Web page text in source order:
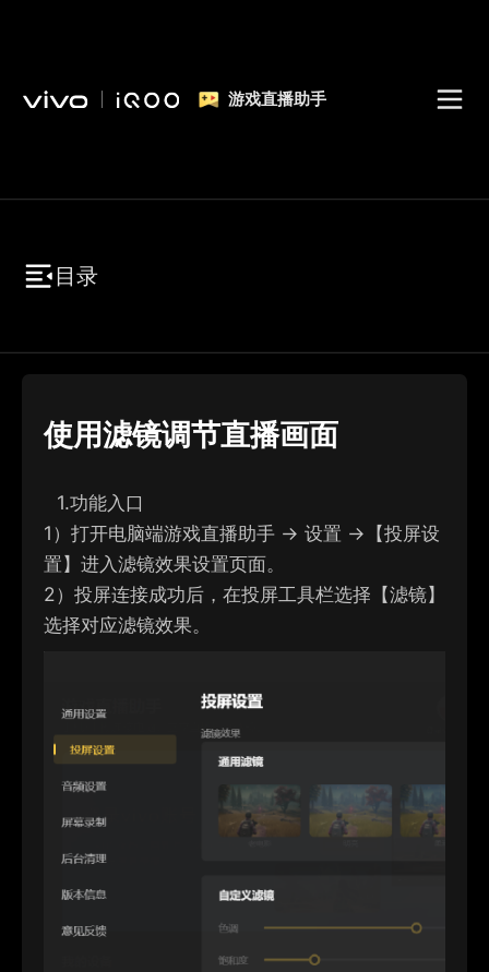
游戏直播助手
目录
使用滤镜调节直播画面
1.功能入口
1） 打开电脑端游戏直播助手 → 设置 →【投屏设
置】进入滤镜效果设置页面。
2） 投屏连接成功后，在投屏工具栏选择【滤镜】
选择对应滤镜效果。